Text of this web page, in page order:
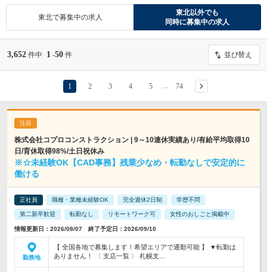
東北で募集中の求人
東北以外でも
同時に募集中の求人
3,652 件中 1 -50 件 並び替え
1 2 3 4 5 74
株式会社コプロコンストラクション | 9～10連休実績あり/有給平均取得10
日/育休取得98%/土日祝休み
※☆未経験OK【CAD事務】残業少なめ・転勤なしで安定的に
働ける
正社員 職種・業種未経験OK 完全週休2日制 学歴不問
第二新卒歓迎 転勤なし リモートワーク可 女性のおしごと掲載中
情報更新日：2026/08/07 終了予定日：2026/09/10
勤務地
【 全国各地で募集します！希望エリアで通勤可能 】 ▼転勤は
ありません！ 〈 支店一覧 〉 札幌支…